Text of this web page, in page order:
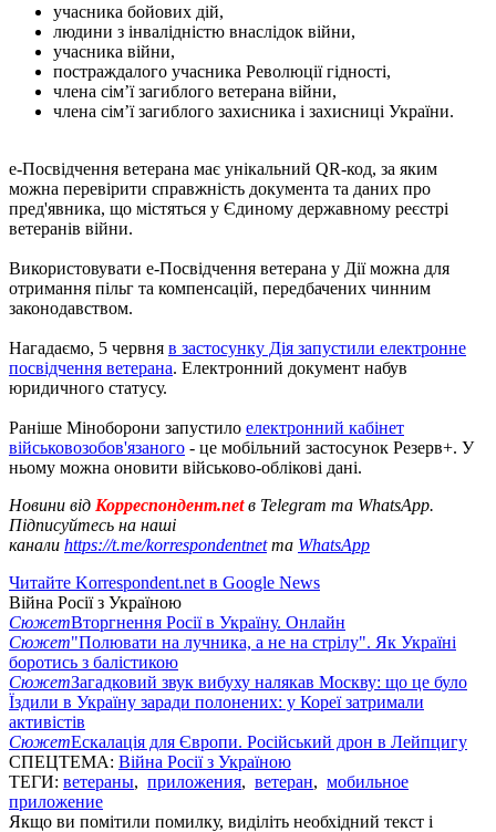
учасника бойових дій,
людини з інвалідністю внаслідок війни,
учасника війни,
постраждалого учасника Революції гідності,
члена сім’ї загиблого ветерана війни,
члена сім’ї загиблого захисника і захисниці України.
е-Посвідчення ветерана має унікальний QR-код, за яким
можна перевірити справжність документа та даних про
пред'явника, що містяться у Єдиному державному реєстрі
ветеранів війни.
Використовувати е-Посвідчення ветерана у Дії можна для
отримання пільг та компенсацій, передбачених чинним
законодавством.
Нагадаємо, 5 червня в застосунку Дія запустили електронне
посвідчення ветерана. Електронний документ набув
юридичного статусу.
Раніше Міноборони запустило електронний кабінет
військовозобов'язаного - це мобільний застосунок Резерв+. У
ньому можна оновити військово-облікові дані.
Новини від Корреспондент.netв Telegram та WhatsApp.
Підписуйтесь на наші
канали https://t.me/korrespondentnetта WhatsApp
Читайте Korrespondent.net в Google News
Війна Росії з Україною
СюжетВторгнення Росії в Україну. Онлайн
Сюжет"Полювати на лучника, а не на стрілу". Як Україні
боротись з балістикою
СюжетЗагадковий звук вибуху налякав Москву: що це було
Їздили в Україну заради полонених: у Кореї затримали
активістів
СюжетЕскалація для Європи. Російський дрон в Лейпцигу
СПЕЦТЕМА: Війна Росії з Україною
ТЕГИ: ветераны, приложения, ветеран, мобильное
приложение
Якщо ви помітили помилку, виділіть необхідний текст і